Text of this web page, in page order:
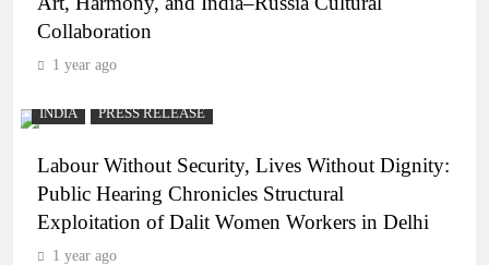
Collaboration
1 year ago
INDIA PRESS RELEASE
Labour Without Security, Lives Without Dignity:
Public Hearing Chronicles Structural
Exploitation of Dalit Women Workers in Delhi
1 year ago